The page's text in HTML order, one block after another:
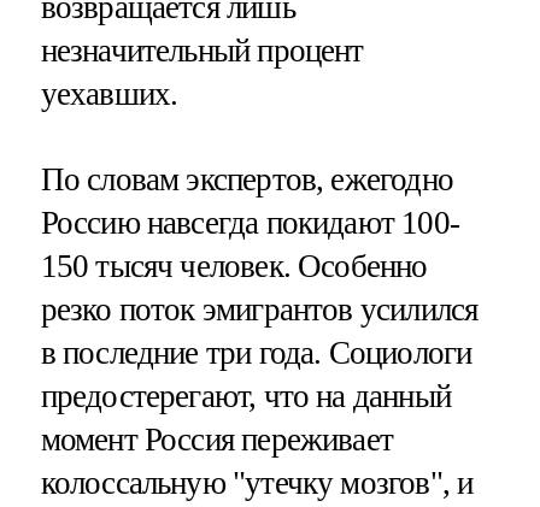
незначительный процент
уехавших.
По словам экспертов, ежегодно
Россию навсегда покидают 100-
150 тысяч человек. Особенно
резко поток эмигрантов усилился
в последние три года. Социологи
предостерегают, что на данный
момент Россия переживает
колоссальную "утечку мозгов", и